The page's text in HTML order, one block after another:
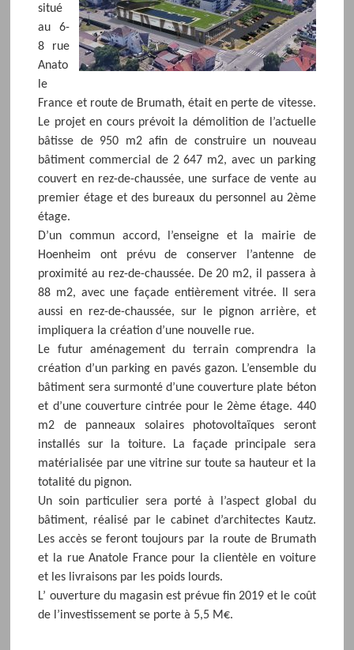
situé
au 6-
8 rue
Anato
le
France et route de Brumath, était en perte de vitesse.
Le projet en cours prévoit la démolition de l’actuelle
bâtisse de 950 m2 afin de construire un nouveau
bâtiment commercial de 2 647 m2, avec un parking
couvert en rez-de-chaussée, une surface de vente au
premier étage et des bureaux du personnel au 2ème
étage.
D’un commun accord, l’enseigne et la mairie de
Hoenheim ont prévu de conserver l’antenne de
proximité au rez-de-chaussée. De 20 m2, il passera à
88 m2, avec une façade entièrement vitrée. Il sera
aussi en rez-de-chaussée, sur le pignon arrière, et
impliquera la création d’une nouvelle rue.
Le futur aménagement du terrain comprendra la
création d’un parking en pavés gazon. L’ensemble du
bâtiment sera surmonté d’une couverture plate béton
et d’une couverture cintrée pour le 2ème étage. 440
m2 de panneaux solaires photovoltaïques seront
installés sur la toiture. La façade principale sera
matérialisée par une vitrine sur toute sa hauteur et la
totalité du pignon.
Un soin particulier sera porté à l’aspect global du
bâtiment, réalisé par le cabinet d’architectes Kautz.
Les accès se feront toujours par la route de Brumath
et la rue Anatole France pour la clientèle en voiture
et les livraisons par les poids lourds.
L’ ouverture du magasin est prévue fin 2019 et le coût
de l’investissement se porte à 5,5 M€.